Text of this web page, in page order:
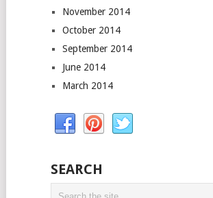
November 2014
October 2014
September 2014
June 2014
March 2014
SEARCH